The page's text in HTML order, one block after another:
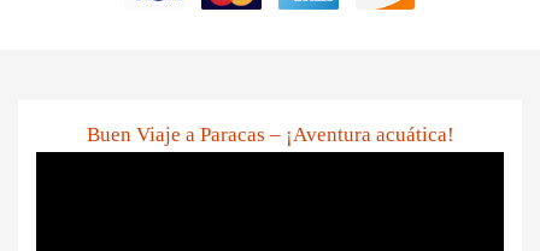
Buen Viaje a Paracas – ¡Aventura acuática!